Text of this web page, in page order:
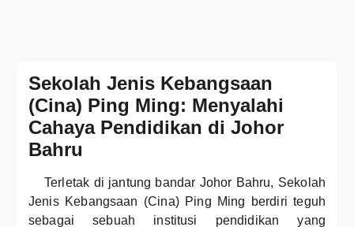
Sekolah Jenis Kebangsaan
(Cina) Ping Ming: Menyalahi
Cahaya Pendidikan di Johor
Bahru
Terletak di jantung bandar Johor Bahru, Sekolah
Jenis Kebangsaan (Cina) Ping Ming berdiri teguh
sebagai sebuah institusi pendidikan yang